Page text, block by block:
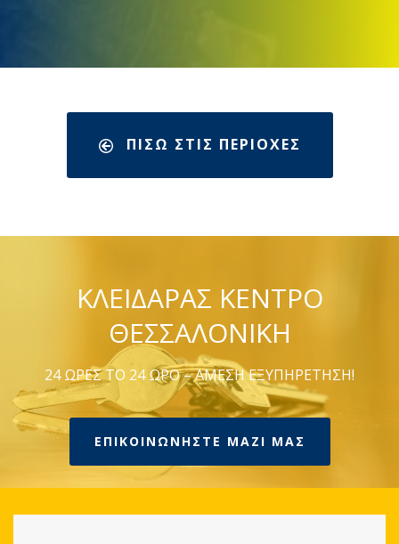
ΠΙΣΩ ΣΤΙΣ ΠΕΡΙΟΧΕΣ
ΚΛΕΙΔΑΡΑΣ ΚΕΝΤΡΟ
ΘΕΣΣΑΛΟΝΙΚΗ
24 ΩΡΕΣ ΤΟ 24 ΩΡΟ – ΑΜΕΣΗ ΕΞΥΠΗΡΕΤΗΣΗ!
ΕΠΙΚΟΙΝΩΝΗΣΤΕ ΜΑΖΙ ΜΑΣ